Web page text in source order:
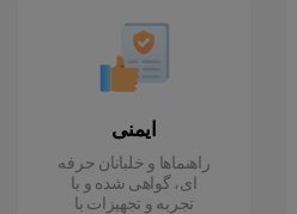
ایمنی
راهنماها و خلبانان حرفه
ای، گواهی شده و با
تجربه و تجهیزات با